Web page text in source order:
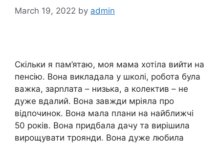
March 19, 2022 by admin
Скільки я пам’ятаю, моя мама хотіла вийти на
пенсію. Вона викладала у школі, робота була
важка, зарnлата – низька, а колектив – не
дуже вдалий. Вона завжди мріяла про
відпочинок. Вона мала плани на найближчі
50 років. Вона придбала дачу та вирішила
вирощувати троянди. Вона дуже любила